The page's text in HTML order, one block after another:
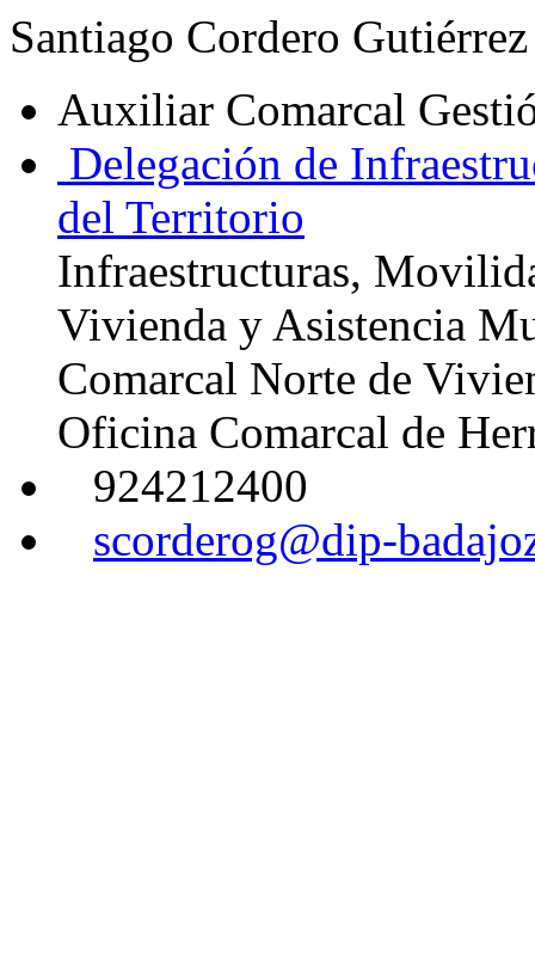
Santiago Cordero Gutiérrez
Auxiliar Comarcal
Delegación de
del Territorio
Infraestructuras,
Vivienda y Asistencia
Comarcal Norte de
Oficina Comarcal de
924212400
scorderog@dip-